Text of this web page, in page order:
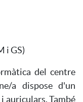
i GS)
del centre
a dispose d'un
auriculars. També